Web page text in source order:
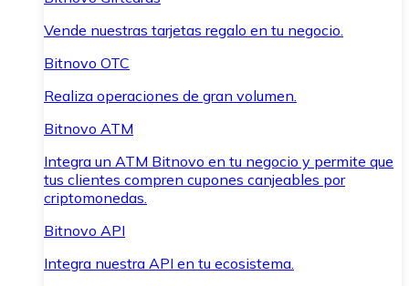
Vende nuestras tarjetas regalo en tu negocio.
Bitnovo OTC
Realiza operaciones de gran volumen.
Bitnovo ATM
Integra un ATM Bitnovo en tu negocio y permite que
tus clientes compren cupones canjeables por
criptomonedas.
Bitnovo API
Integra nuestra API en tu ecosistema.